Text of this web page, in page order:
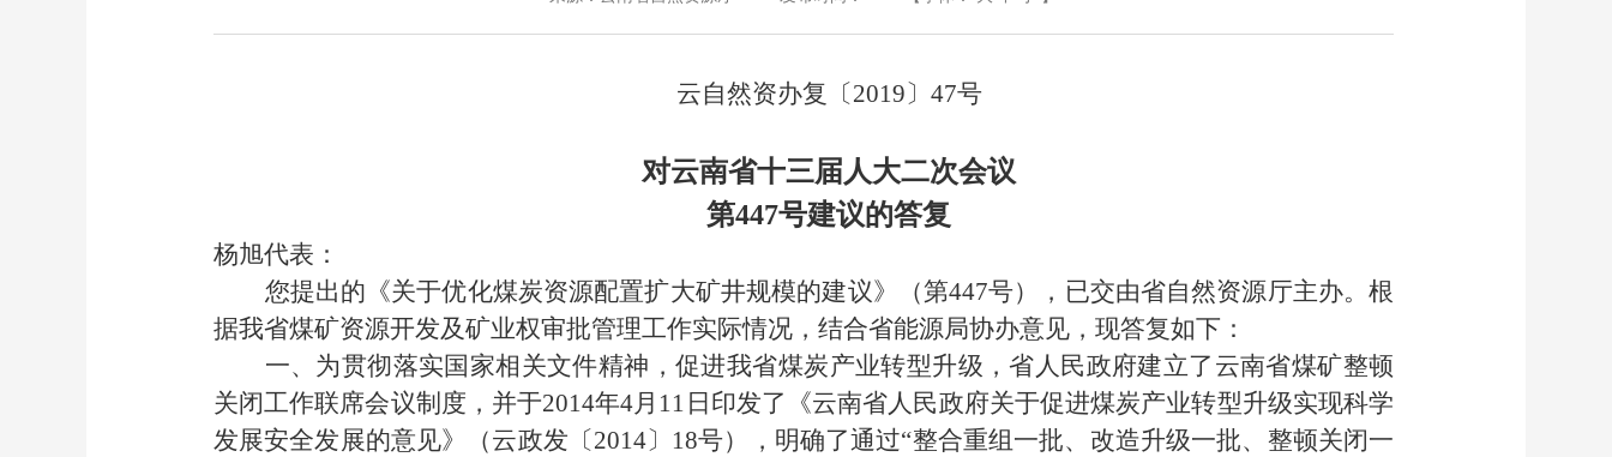
云自然资办复〔2019〕47号
对云南省十三届人大二次会议
第447号建议的答复
杨旭代表：
您提出的《关于优化煤炭资源配置扩大矿井规模的建议》（第447号），已交由省自然资源厅主办。根
据我省煤矿资源开发及矿业权审批管理工作实际情况，结合省能源局协办意见，现答复如下：
一、为贯彻落实国家相关文件精神，促进我省煤炭产业转型升级，省人民政府建立了云南省煤矿整顿
关闭工作联席会议制度，并于2014年4月11日印发了《云南省人民政府关于促进煤炭产业转型升级实现科学
发展安全发展的意见》（云政发〔2014〕18号），明确了通过“整合重组一批、改造升级一批、整顿关闭一